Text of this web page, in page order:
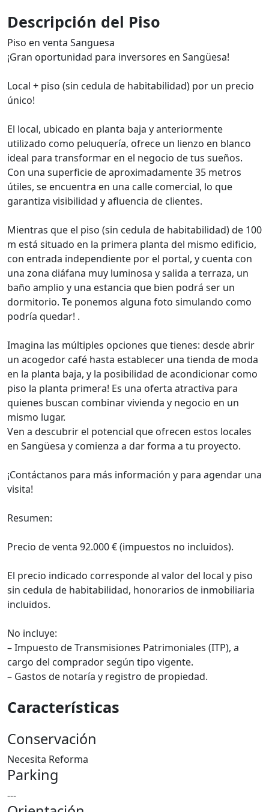
Descripción del Piso
Piso en venta Sanguesa
¡Gran oportunidad para inversores en Sangüesa!
Local + piso (sin cedula de habitabilidad) por un precio
único!
El local, ubicado en planta baja y anteriormente
utilizado como peluquería, ofrece un lienzo en blanco
ideal para transformar en el negocio de tus sueños.
Con una superficie de aproximadamente 35 metros
útiles, se encuentra en una calle comercial, lo que
garantiza visibilidad y afluencia de clientes.
Mientras que el piso (sin cedula de habitabilidad) de 100
m está situado en la primera planta del mismo edificio,
con entrada independiente por el portal, y cuenta con
una zona diáfana muy luminosa y salida a terraza, un
baño amplio y una estancia que bien podrá ser un
dormitorio. Te ponemos alguna foto simulando como
podría quedar! .
Imagina las múltiples opciones que tienes: desde abrir
un acogedor café hasta establecer una tienda de moda
en la planta baja, y la posibilidad de acondicionar como
piso la planta primera! Es una oferta atractiva para
quienes buscan combinar vivienda y negocio en un
mismo lugar.
Ven a descubrir el potencial que ofrecen estos locales
en Sangüesa y comienza a dar forma a tu proyecto.
¡Contáctanos para más información y para agendar una
visita!
Resumen:
Precio de venta 92.000 € (impuestos no incluidos).
El precio indicado corresponde al valor del local y piso
sin cedula de habitabilidad, honorarios de inmobiliaria
incluidos.
No incluye:
– Impuesto de Transmisiones Patrimoniales (ITP), a
cargo del comprador según tipo vigente.
– Gastos de notaría y registro de propiedad.
Características
Conservación
Necesita Reforma
Parking
---